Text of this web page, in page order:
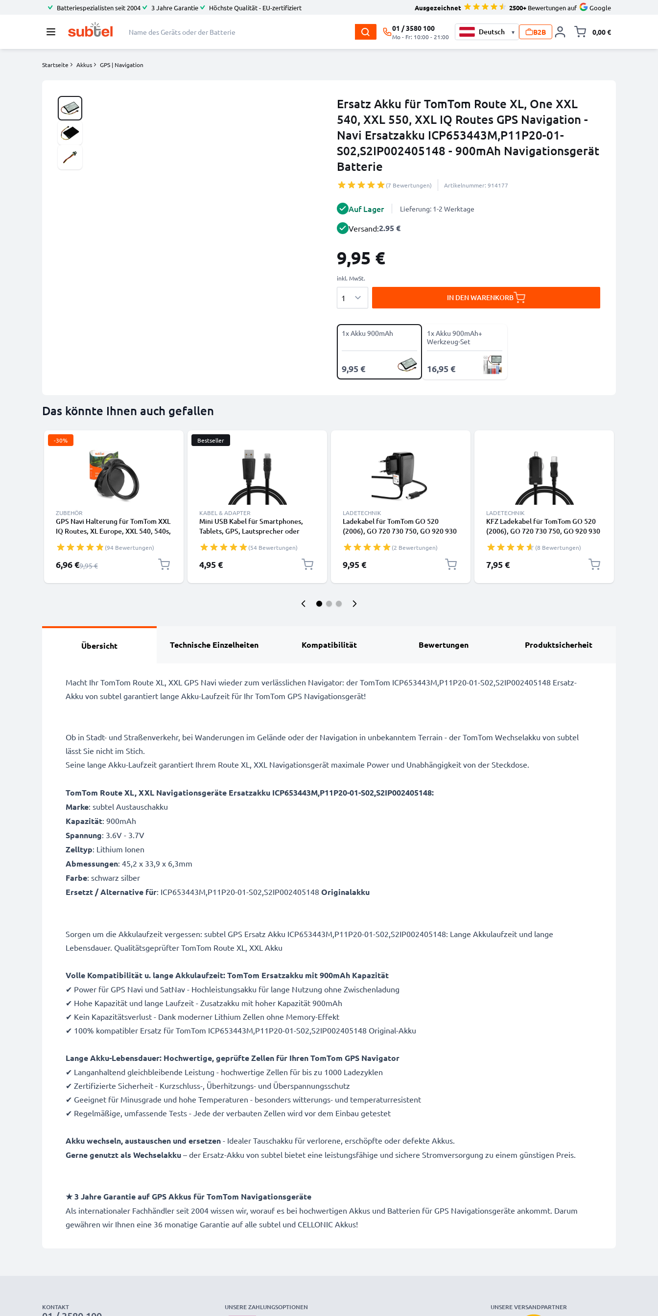
Batteriespezialisten seit 2004 3 Jahre Garantie Höchste Qualität - EU-zertifiziert Ausgezeichnet 2500+ Bewertungen auf Google
01 / 3580 100
Mo - Fr: 10:00 - 21:00
▾ B2B 0,00 €
Startseite Akkus GPS | Navigation
Ersatz Akku für TomTom Route XL, One XXL
540, XXL 550, XXL IQ Routes GPS Navigation -
Navi Ersatzakku ICP653443M,P11P20-01-
S02,S2IP002405148 - 900mAh Navigationsgerät
Batterie
(7 Bewertungen) Artikelnummer: 914177
Auf Lager Lieferung: 1-2 Werktage
Versand:2.95 €
9,95 €
inkl. MwSt.
IN DEN WARENKORB
1x Akku 900mAh
9,95 €
1x Akku 900mAh+
Werkzeug-Set
16,95 €
Das könnte Ihnen auch gefallen
-30%
ZUBEHÖR
GPS Navi Halterung für TomTom XXL
IQ Routes, XL Europe, XXL 540, 540s,
Autohalterung mit Saugnapf Halter
schwenkbar, neigbar
(94 Bewertungen)
Sonderpreis
6,96 €Regulärer Preis
9,95 €
Bestseller
KABEL & ADAPTER
Mini USB Kabel für Smartphones,
Tablets, GPS, Lautsprecher oder
Datenkabel 1m 1A PVC schwarz
(54 Bewertungen)
4,95 €
LADETECHNIK
Ladekabel für TomTom GO 520
(2006), GO 720 730 750, GO 920 930
GPS Navigator - Mini USB Ladegerät ,
2A / 2000mA Ladekabel 1,2m -
Netzteil, Steckdose
(2 Bewertungen)
9,95 €
LADETECHNIK
KFZ Ladekabel für TomTom GO 520
(2006), GO 720 730 750, GO 920 930
Rider Pro, TomTom XL iQ Routes, XL
Live, XXL iQ Routes - 1m, 5V, 2.4A /
2400mA Auto Ladegerät
(8 Bewertungen)
7,95 €
Übersicht Technische Einzelheiten Kompatibilität Bewertungen Produktsicherheit
Macht Ihr TomTom Route XL, XXL GPS Navi wieder zum verlässlichen Navigator: der TomTom ICP653443M,P11P20-01-S02,S2IP002405148 Ersatz-
Akku von subtel garantiert lange Akku-Laufzeit für Ihr TomTom GPS Navigationsgerät!
Ob in Stadt- und Straßenverkehr, bei Wanderungen im Gelände oder der Navigation in unbekanntem Terrain - der TomTom Wechselakku von subtel
lässt Sie nicht im Stich.
Seine lange Akku-Laufzeit garantiert Ihrem Route XL, XXL Navigationsgerät maximale Power und Unabhängigkeit von der Steckdose.
TomTom Route XL, XXL Navigationsgeräte Ersatzakku ICP653443M,P11P20-01-S02,S2IP002405148:
Marke: subtel Austauschakku
Kapazität: 900mAh
Spannung: 3.6V - 3.7V
Zelltyp: Lithium Ionen
Abmessungen: 45,2 x 33,9 x 6,3mm
Farbe: schwarz silber
Ersetzt / Alternative für: ICP653443M,P11P20-01-S02,S2IP002405148 Originalakku
Sorgen um die Akkulaufzeit vergessen: subtel GPS Ersatz Akku ICP653443M,P11P20-01-S02,S2IP002405148: Lange Akkulaufzeit und lange
Lebensdauer. Qualitätsgeprüfter TomTom Route XL, XXL Akku
Volle Kompatibilität u. lange Akkulaufzeit: TomTom Ersatzakku mit 900mAh Kapazität
✔ Power für GPS Navi und SatNav - Hochleistungsakku für lange Nutzung ohne Zwischenladung
✔ Hohe Kapazität und lange Laufzeit - Zusatzakku mit hoher Kapazität 900mAh
✔ Kein Kapazitätsverlust - Dank moderner Lithium Zellen ohne Memory-Effekt
✔ 100% kompatibler Ersatz für TomTom ICP653443M,P11P20-01-S02,S2IP002405148 Original-Akku
Lange Akku-Lebensdauer: Hochwertige, geprüfte Zellen für Ihren TomTom GPS Navigator
✔ Langanhaltend gleichbleibende Leistung - hochwertige Zellen für bis zu 1000 Ladezyklen
✔ Zertifizierte Sicherheit - Kurzschluss-, Überhitzungs- und Überspannungsschutz
✔ Geeignet für Minusgrade und hohe Temperaturen - besonders witterungs- und temperaturresistent
✔ Regelmäßige, umfassende Tests - Jede der verbauten Zellen wird vor dem Einbau getestet
Akku wechseln, austauschen und ersetzen - Idealer Tauschakku für verlorene, erschöpfte oder defekte Akkus.
Gerne genutzt als Wechselakku – der Ersatz-Akku von subtel bietet eine leistungsfähige und sichere Stromversorgung zu einem günstigen Preis.
★ 3 Jahre Garantie auf GPS Akkus fürTomTom Navigationsgeräte
Als internationaler Fachhändler seit 2004 wissen wir, worauf es bei hochwertigen Akkus und Batterien für GPS Navigationsgeräte ankommt. Darum
gewähren wir Ihnen eine 36 monatige Garantie auf alle subtel und CELLONIC Akkus!
KONTAKT UNSERE ZAHLUNGSOPTIONEN UNSERE VERSANDPARTNER